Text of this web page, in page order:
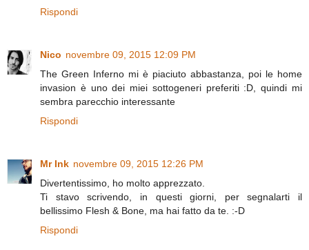
Rispondi
Nico novembre 09, 2015 12:09 PM
The Green Inferno mi è piaciuto abbastanza, poi le home
invasion è uno dei miei sottogeneri preferiti :D, quindi mi
sembra parecchio interessante
Rispondi
Mr Ink novembre 09, 2015 12:26 PM
Divertentissimo, ho molto apprezzato.
Ti stavo scrivendo, in questi giorni, per segnalarti il
bellissimo Flesh & Bone, ma hai fatto da te. :-D
Rispondi